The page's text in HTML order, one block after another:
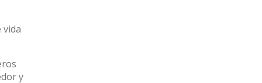
vida
y